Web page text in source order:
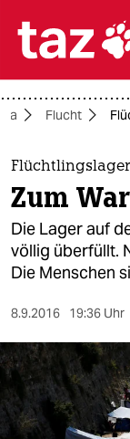
themen
politik
öko
sport
berlin
Flucht
Zum
Die Lager auf
völlig überfüllt.
Die Menschen
8.9.2016 19:36 Uhr